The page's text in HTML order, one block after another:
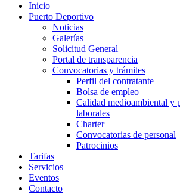
Inicio
Puerto Deportivo
Noticias
Galerías
Solicitud General
Portal de transparencia
Convocatorias y trámites
Perfil del contratante
Bolsa de empleo
Calidad medioambiental y
laborales
Charter
Convocatorias de personal
Patrocinios
Tarifas
Servicios
Eventos
Contacto